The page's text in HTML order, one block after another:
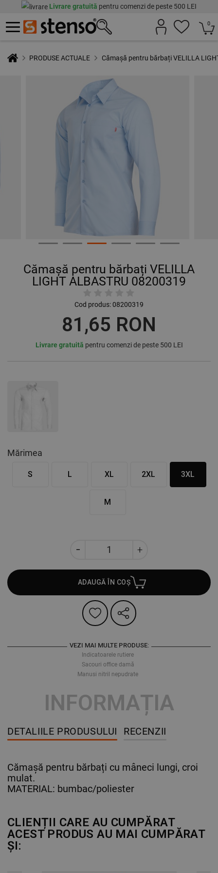
Livrare gratuită pentru comenzi de peste 500 LEI
0
PRODUSE ACTUALE Cămașă pentru bărbați VELILLA
Cămașă pentru bărbați VELILLA
LIGHT ALBASTRU 08200319
Cod produs:08200319
81,65 RON
Livrare gratuită pentru comenzi de peste 500 LEI
Mărimea
S L XL 2XL 3XL
M
ADAUGĂ ÎN COȘ
VEZI MAI MULTE PRODUSE:
Indicatoarele rutiere
Sacouri office damă
Manusi nitril nepudrate
INFORMAȚIA
DETALIILE PRODUSULUI RECENZII
Cămașă pentru bărbați cu mâneci lungi, croi
mulat.
MATERIAL: bumbac/poliester
CLIENȚII CARE AU CUMPĂRAT
ACEST PRODUS AU MAI CUMPĂRAT
ȘI: